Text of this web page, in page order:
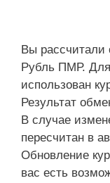
Вы рассчитали
Рубль ПМР.
использован
Результат
В случае
пересчитан в
Обновление
вас есть